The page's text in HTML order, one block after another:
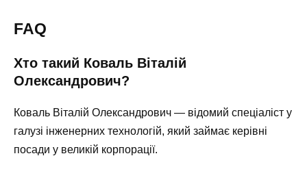
FAQ
Хто такий Коваль Віталій
Олександрович?
Коваль Віталій Олександрович — відомий спеціаліст у
галузі інженерних технологій, який займає керівні
посади у великій корпорації.